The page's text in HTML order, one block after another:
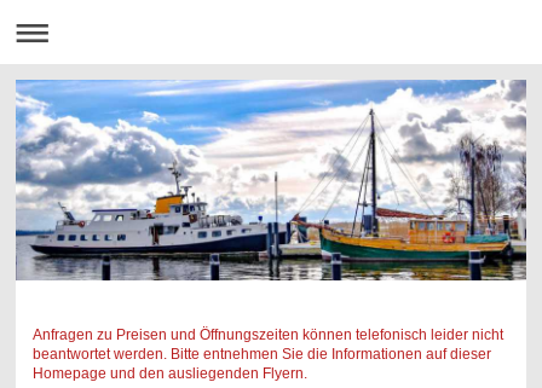
Anfragen zu Preisen und Öffnungszeiten können telefonisch leider nicht
beantwortet werden. Bitte entnehmen Sie die Informationen auf dieser
Homepage und den ausliegenden Flyern.